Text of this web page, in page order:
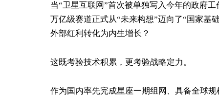
当“卫星互联网”首次被单独写入今年的政府
万亿级赛道正式从“未来构想”迈向了“国家基
外部红利转化为内生增长？
这既考验技术积累，更考验战略定力。
作为国内率先完成星座一期组网、具备全球